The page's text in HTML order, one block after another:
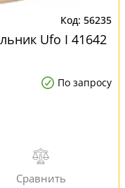
56235
Ufo I 41642
По запросу